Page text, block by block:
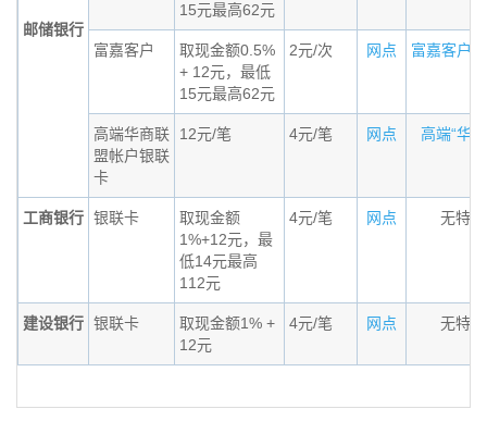
邮储银行
15元最高62元
富嘉客户
取现金额0.5%
+ 12元，最低
15元最高62元
2元/次 网点 富嘉客户
高端华商联
盟帐户银联
卡
12元/笔 4元/笔 网点 高端“华
工商银行 银联卡
取现金额
1%+12元，最
低14元最高
112元
4元/笔 网点 无特
建设银行 银联卡
取现金额1% +
12元
4元/笔 网点 无特